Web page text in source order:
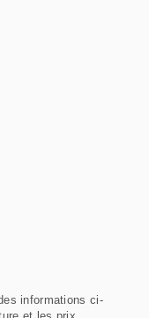
informations ci-